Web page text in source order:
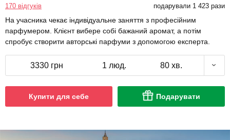
170 відгуків подарували 1 423 рази
На учасника чекає індивідуальне заняття з професійним
парфумером. Клієнт вибере собі бажаний аромат, а потім
спробує створити авторські парфуми з допомогою експерта.
3330 грн 1 люд. 80 хв.
Купити для себе Подарувати